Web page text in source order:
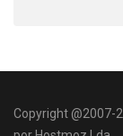
Copyright @2007-